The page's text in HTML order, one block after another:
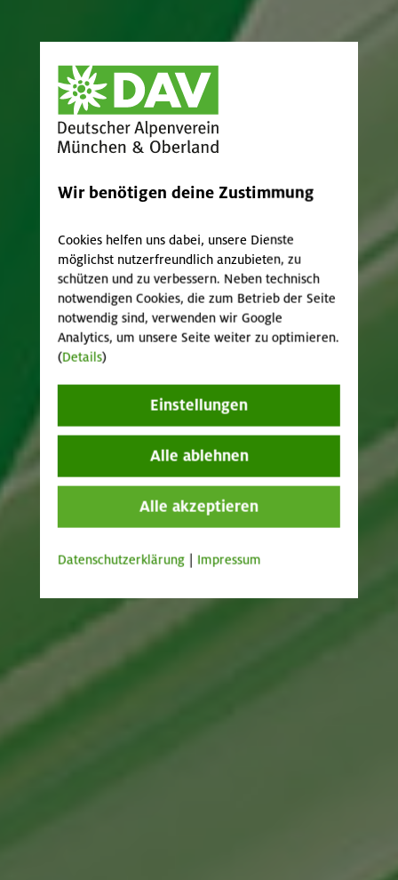
Wir benötigen deine Zustimmung
Cookies helfen uns dabei, unsere Dienste
möglichst nutzerfreundlich anzubieten, zu
schützen und zu verbessern. Neben technisch
notwendigen Cookies, die zum Betrieb der Seite
notwendig sind, verwenden wir Google
Analytics, um unsere Seite weiter zu optimieren.
(Details)
Einstellungen
Alle ablehnen
Alle akzeptieren
Datenschutzerklärung Impressum